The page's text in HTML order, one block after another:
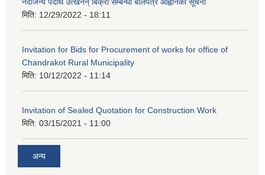
मिति: 12/29/2022 - 18:11
Invitation for Bids for Procurement of works for office of
Chandrakot Rural Municipality
मिति: 10/12/2022 - 11:14
Invitation of Sealed Quotation for Construction Work
मिति: 03/15/2021 - 11:00
अन्य